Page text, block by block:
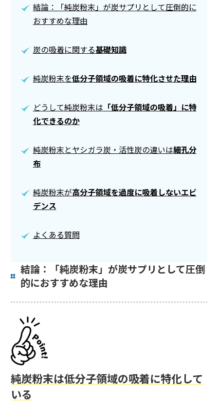
結論：「純炭粉末」が炭サプリとして圧倒的に
おすすめな理由
炭の吸着に関する基礎知識
純炭粉末を低分子領域の吸着に特化させた理由
どうして純炭粉末は 「低分子領域の吸着」に特
化できるのか
純炭粉末とヤシガラ炭・活性炭の違いは細孔分
布
純炭粉末が高分子領域を過度に吸着しないエビ
デンス
よくある質問
結論：「純炭粉末」が炭サプリとして圧倒
的におすすめな理由
純炭粉末は低分子領域の吸着に特化して
いる